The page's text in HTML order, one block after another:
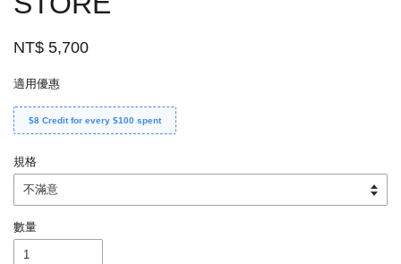
NT$ 5,700
適用優惠
$8 Credit for every $100 spent
規格
數量